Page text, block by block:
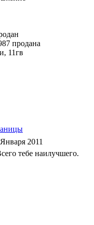
продана
11гв
2011
тебе наилучшего.